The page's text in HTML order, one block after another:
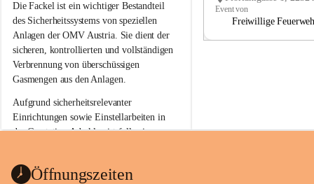
a
a
Die Fackel ist ein wichtiger Bestandteil
des Sicherheitssystems von speziellen
Anlagen der OMV Austria. Sie dient der
sicheren, kontrollierten und vollständigen
Verbrennung von überschüssigen
Gasmengen aus den Anlagen.
Aufgrund sicherheitsrelevanter
Einrichtungen sowie Einstellarbeiten in
der Gasstation Aderklaa ist fallweise
kommenden Tagen und Wochen wird
Event von
Freiwillige
Öffnungszeiten